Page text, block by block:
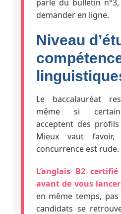
parle du bulletin
demander en ligne.
Niveau
Le baccalauréat
même si
acceptent des
Mieux vaut
concurrence est rude.
L’anglais B2
avant de vous lancer
en même temps, pas
candidats se